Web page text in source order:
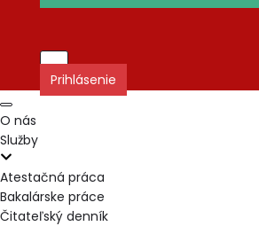
Prepnúť
navigáciu
Prihlásenie
Prepnúť
navigáciu
O nás
Služby
Atestačná práca
Bakalárske práce
Čitateľský denník